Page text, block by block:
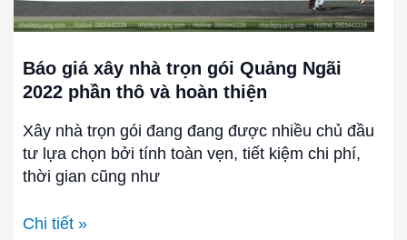
Báo giá xây nhà trọn gói Quảng Ngãi
2022 phần thô và hoàn thiện
Xây nhà trọn gói đang đang được nhiều chủ đầu
tư lựa chọn bởi tính toàn vẹn, tiết kiệm chi phí,
thời gian cũng như
và
hoàn
thiện
Chi tiết »